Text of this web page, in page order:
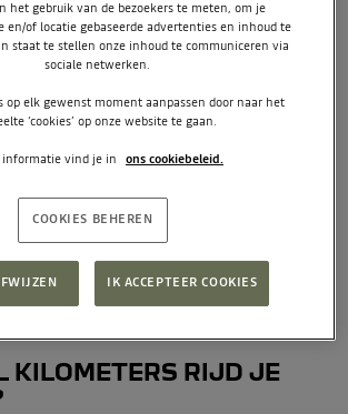
Pseudo-eindheffing actie
maand
maand
KILOMETERS RIJD JE
het gebruik van de bezoekers te meten, om je
en/of locatie gebaseerde advertenties en inhoud te
staat te stellen onze inhoud te communiceren via
sociale netwerken.
op elk gewenst moment aanpassen door naar het
‘cookies’ op onze website te gaan.
informatie vind je in ons cookiebeleid.
COOKIES BEHEREN
IK ACCEPTEER COOKIES